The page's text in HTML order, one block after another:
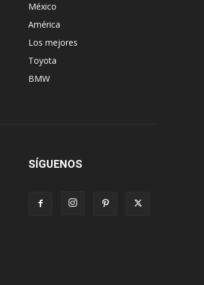
México
América
Los mejores
Toyota
BMW
SÍGUENOS